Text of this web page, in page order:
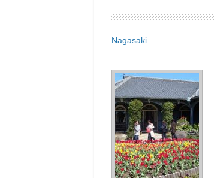
Nagasaki